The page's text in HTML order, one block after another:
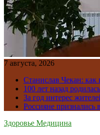
7 августа, 2026
Станислав Чекан: как
100 лет назад
За год интерес
Россияне признались
Здоровье Медицина